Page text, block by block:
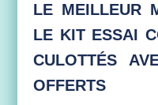
LE MEILLEUR
LE KIT ESSAI
CULOTTÉS
OFFERTS